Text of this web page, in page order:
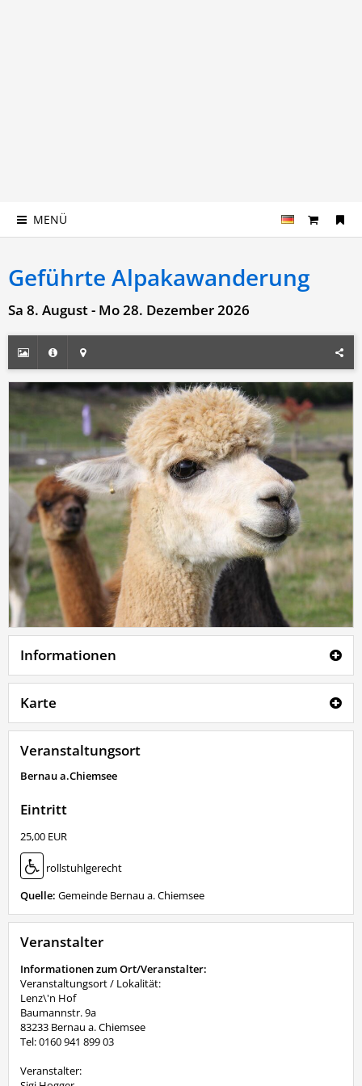
MENÜ
Geführte Alpakawanderung
Sa 8. August - Mo 28. Dezember 2026
Informationen
Karte
Veranstaltungsort
Bernau a.Chiemsee
Eintritt
25,00 EUR
rollstuhlgerecht
Quelle: Gemeinde Bernau a. Chiemsee
Veranstalter
Informationen zum Ort/Veranstalter:
Veranstaltungsort / Lokalität:
Lenz\'n Hof
Baumannstr. 9a
83233 Bernau a. Chiemsee
Tel: 0160 941 899 03
Veranstalter: